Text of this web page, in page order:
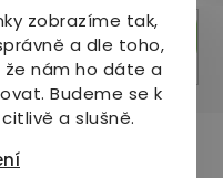
zobrazíme tak,
a dle toho,
že nám ho dáte a
Budeme se k
a slušně.
Přihlásit se
s výběrem